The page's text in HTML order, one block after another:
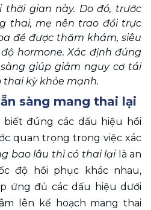
gian này. Do đó, trước
thai, mẹ nên trao đổi trực
để được thăm khám, siêu
hormone. Xác định đúng
giúp giảm nguy cơ tái
kỳ khỏe mạnh.
sàng mang thai lại
đúng các dấu hiệu hồi
quan trọng trong việc xác
bao lâu thì có thai lại là an
độ hồi phục khác nhau,
ứng đủ các dấu hiệu dưới
lên kế hoạch mang thai